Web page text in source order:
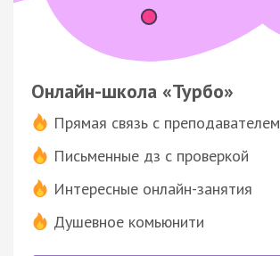
Онлайн-школа «Турбо»
Прямая связь с преподавателем
Письменные дз с проверкой
Интересные онлайн-занятия
Душевное комьюнити